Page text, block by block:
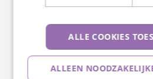
Zorgcentrum
Aalburg
In goed overleg met
Maaswaarden ouderenzorg
ALLE COOKIES
ALLEEN